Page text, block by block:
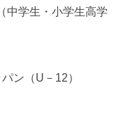
中学生・小学生高学
ン（U－12）